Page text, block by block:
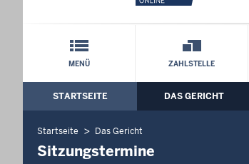
Schnellnavigation mit Volltext-
MENÜ ZAHLSTELLE
Hauptmenü: Hauptnavigation
STARTSEITE DAS GERICHT
Startseite Das Gericht
Sitzungstermine